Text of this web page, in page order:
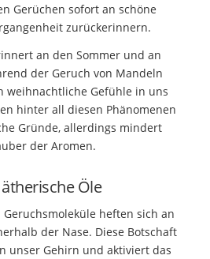
Gerüchen sofort an schöne
zurückerinnern.
an den Sommer und an
der Geruch von Mandeln
weihnachtliche Gefühle in uns
hinter all diesen Phänomenen
Gründe, allerdings mindert
der Aromen.
Öle
heften sich an
der Nase. Diese Botschaft
unser Gehirn und aktiviert das